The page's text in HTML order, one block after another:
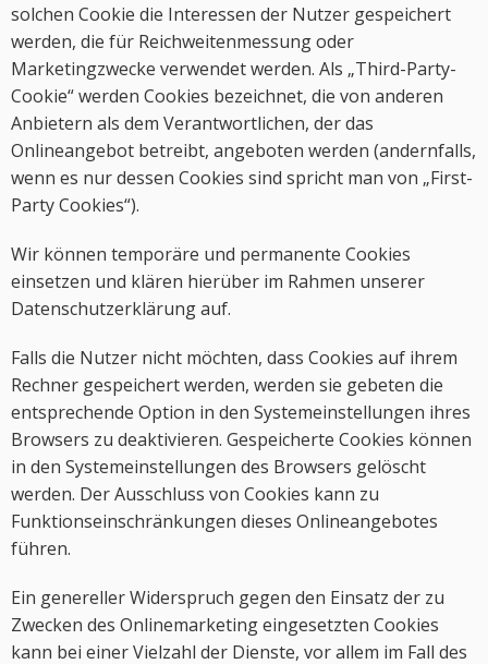
solchen Cookie die Interessen der Nutzer gespeichert
werden, die für Reichweitenmessung oder
Marketingzwecke verwendet werden. Als „Third-Party-
Cookie“ werden Cookies bezeichnet, die von anderen
Anbietern als dem Verantwortlichen, der das
Onlineangebot betreibt, angeboten werden (andernfalls,
wenn es nur dessen Cookies sind spricht man von „First-
Party Cookies“).
Wir können temporäre und permanente Cookies
einsetzen und klären hierüber im Rahmen unserer
Datenschutzerklärung auf.
Falls die Nutzer nicht möchten, dass Cookies auf ihrem
Rechner gespeichert werden, werden sie gebeten die
entsprechende Option in den Systemeinstellungen ihres
Browsers zu deaktivieren. Gespeicherte Cookies können
in den Systemeinstellungen des Browsers gelöscht
werden. Der Ausschluss von Cookies kann zu
Funktionseinschränkungen dieses Onlineangebotes
führen.
Ein genereller Widerspruch gegen den Einsatz der zu
Zwecken des Onlinemarketing eingesetzten Cookies
kann bei einer Vielzahl der Dienste, vor allem im Fall des